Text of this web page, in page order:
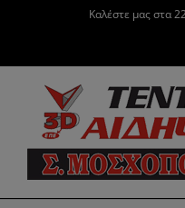
Καλέστε μας στα